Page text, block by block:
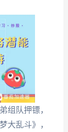
组队押镖，
大乱斗》，